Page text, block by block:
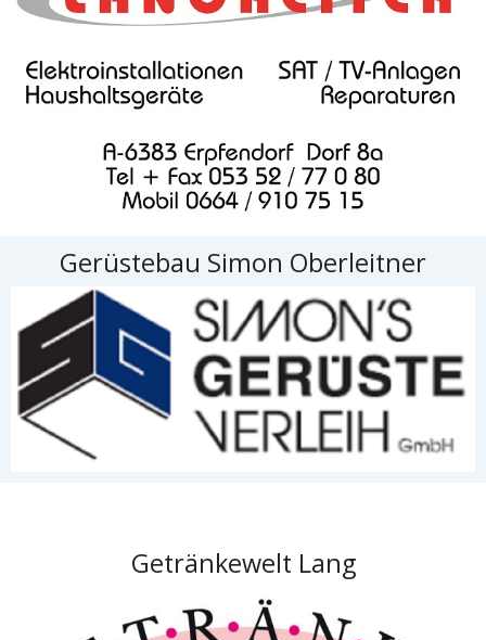
Gerüstebau Simon Oberleitner
Getränkewelt Lang